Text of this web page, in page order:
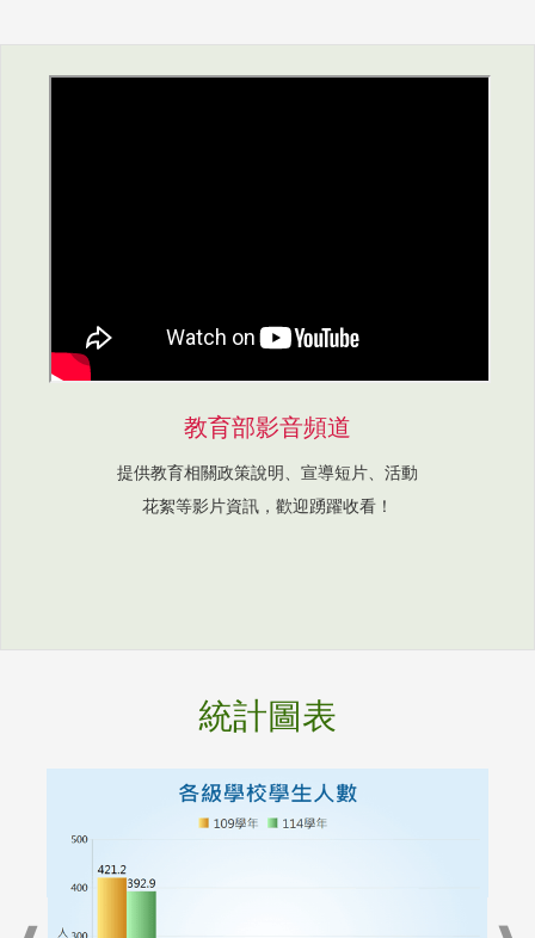
教育部影音頻道
提供教育相關政策說明、宣導短片、活動
花絮等影片資訊，歡迎踴躍收看！
統計圖表